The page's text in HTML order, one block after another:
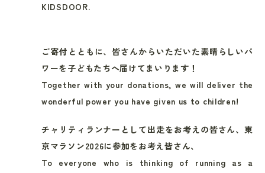
KIDSDOOR.
ご寄付とともに、皆さんからいただいた素晴らしいパ
ワーを子どもたちへ届けてまいります！
Together with your donations, we will deliver the
wonderful power you have given us to children!
チャリティランナーとして出走をお考えの皆さん、東
京マラソン2026に参加をお考え皆さん、
To everyone who is thinking of running as a